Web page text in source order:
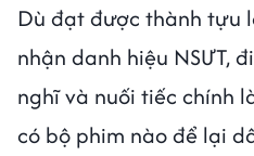
Dù đạt được thành tựu
nhận danh hiệu NSƯT,
nghĩ và nuối tiếc chính
có bộ phim nào để lại